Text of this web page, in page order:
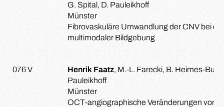
G. Spital, D. Pauleikhoff
Münster
Fibrovaskuläre Umwandlung der CNV bei
multimodaler Bildgebung
076 V Henrik Faatz, M.-L. Farecki, B. Heimes-
Pauleikhoff
Münster
OCT-angiographische Veränderungen von